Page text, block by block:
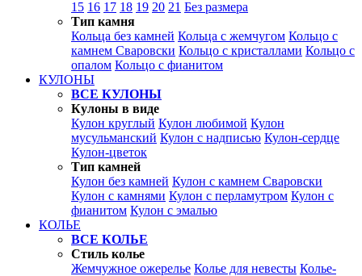
15 16 17 18 19 20 21 Без размера
Тип камня
Кольца без камней Кольца с жемчугом Кольцо с
камнем Сваровски Кольцо с кристаллами Кольцо с
опалом Кольцо с фианитом
КУЛОНЫ
ВСЕ КУЛОНЫ
Кулоны в виде
Кулон круглый Кулон любимой Кулон
мусульманский Кулон с надписью Кулон-сердце
Кулон-цветок
Тип камней
Кулон без камней Кулон с камнем Сваровски
Кулон с камнями Кулон с перламутром Кулон с
фианитом Кулон с эмалью
КОЛЬЕ
ВСЕ КОЛЬЕ
Стиль колье
Жемчужное ожерелье Колье для невесты Колье-